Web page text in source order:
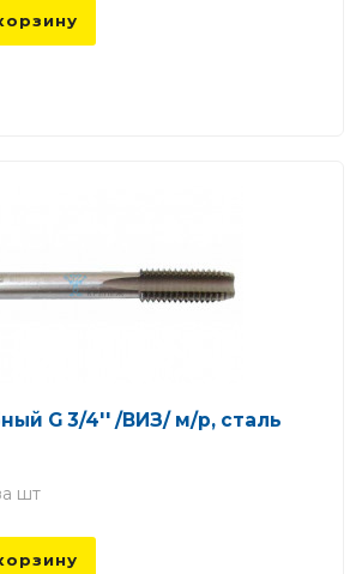
G 3/4'' /ВИЗ/ м/р, сталь